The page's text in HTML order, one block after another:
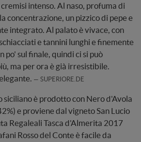
intenso. Al naso, profuma di
concentrazione, un pizzico di pepe e
integrato. Al palato è vivace, con
e tannini lunghi e finemente
po' sul finale, quindi ci si può
ma per ora è già irresistibile.
SUPERIORE.DE
siciliano è prodotto con Nero d'Avola
e proviene dal vigneto San Lucio
Regaleali Tasca d'Almerita 2017
Rosso del Conte è facile da